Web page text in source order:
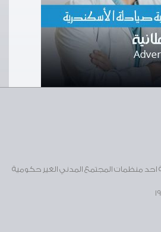
احد منظمات المجتمع المدني الغير حكومية